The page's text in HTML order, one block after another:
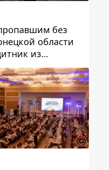
без
области
из
Антон